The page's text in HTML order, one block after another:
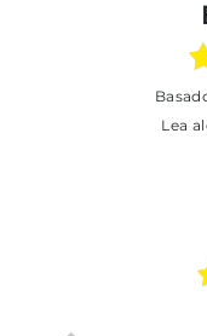
Lea algunas de las opiniones